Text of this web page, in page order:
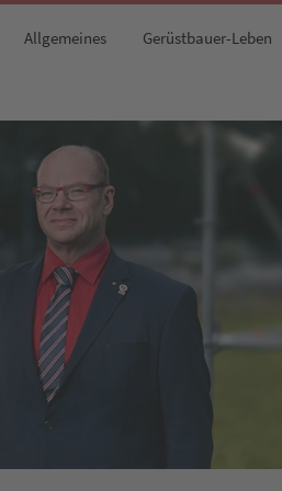
Allgemeines Gerüstbauer-Leben